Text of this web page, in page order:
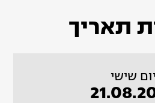
תאריך
יום שישי